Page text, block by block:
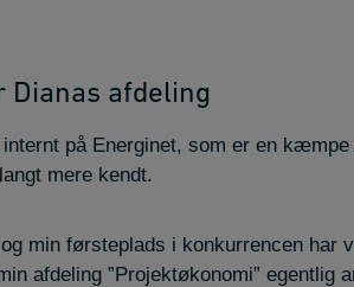
afdeling
på Energinet, som er en
mere kendt.
min førsteplads i konkurrencen
afdeling ”Projektøkonomi”